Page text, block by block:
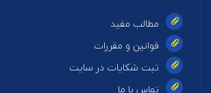
مطالب مفید
قوانین و مقررات
ثبت شکایات در سایت
تماس با ما